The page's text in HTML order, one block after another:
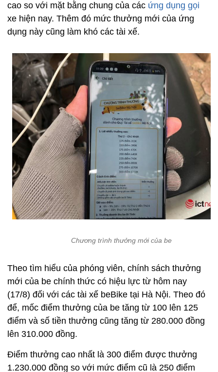
cao so với mặt bằng chung của các ứng dụng gọi
xe hiện nay. Thêm đó mức thưởng mới của ứng
dụng này cũng làm khó các tài xế.
Chương trình thưởng mới của be
Theo tìm hiểu của phóng viên, chính sách thưởng
mới của be chính thức có hiệu lực từ hôm nay
(17/8) đối với các tài xế beBike tại Hà Nội. Theo đó
để, mốc điểm thưởng của be tăng từ 100 lên 125
điểm và số tiền thưởng cũng tăng từ 280.000 đồng
lên 310.000 đồng.
Điểm thưởng cao nhất là 300 điểm được thưởng
1.230.000 đồng so với mức điểm cũ là 250 điểm